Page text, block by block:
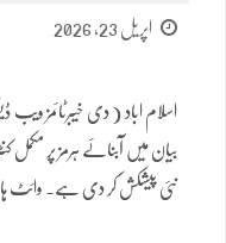
اپریل 23, 2026
اسلام اباد ( دی خیبرٹائمز
بیان میں آبنائے ہرمز پر مکمل
نئی پیشکش کر دی ہے۔ وائٹ